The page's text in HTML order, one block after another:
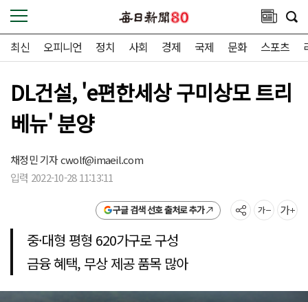
최신 오피니언 정치 사회 경제 국제 문화 스포츠
DL건설, 'e편한세상 구미상모 트리
베뉴' 분양
채정민 기자cwolf@imaeil.com
입력 2022-10-28 11:13:11
구글 검색 선호 출처로 추가
중·대형 평형 620가구로 구성
금융 혜택, 무상 제공 품목 많아